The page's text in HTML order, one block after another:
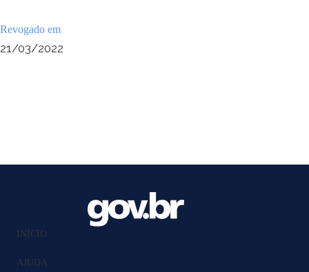
Revogado em
21/03/2022
INÍCIO
AJUDA